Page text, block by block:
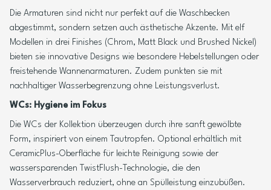
Die Armaturen sind nicht nur perfekt auf die Waschbecken
abgestimmt, sondern setzen auch ästhetische Akzente. Mit elf
Modellen in drei Finishes (Chrom, Matt Black und Brushed Nickel)
bieten sie innovative Designs wie besondere Hebelstellungen oder
freistehende Wannenarmaturen. Zudem punkten sie mit
nachhaltiger Wasserbegrenzung ohne Leistungsverlust.
WCs: Hygiene im Fokus
Die WCs der Kollektion überzeugen durch ihre sanft gewölbte
Form, inspiriert von einem Tautropfen. Optional erhältlich mit
CeramicPlus-Oberfläche für leichte Reinigung sowie der
wassersparenden TwistFlush-Technologie, die den
Wasserverbrauch reduziert, ohne an Spülleistung einzubüßen.